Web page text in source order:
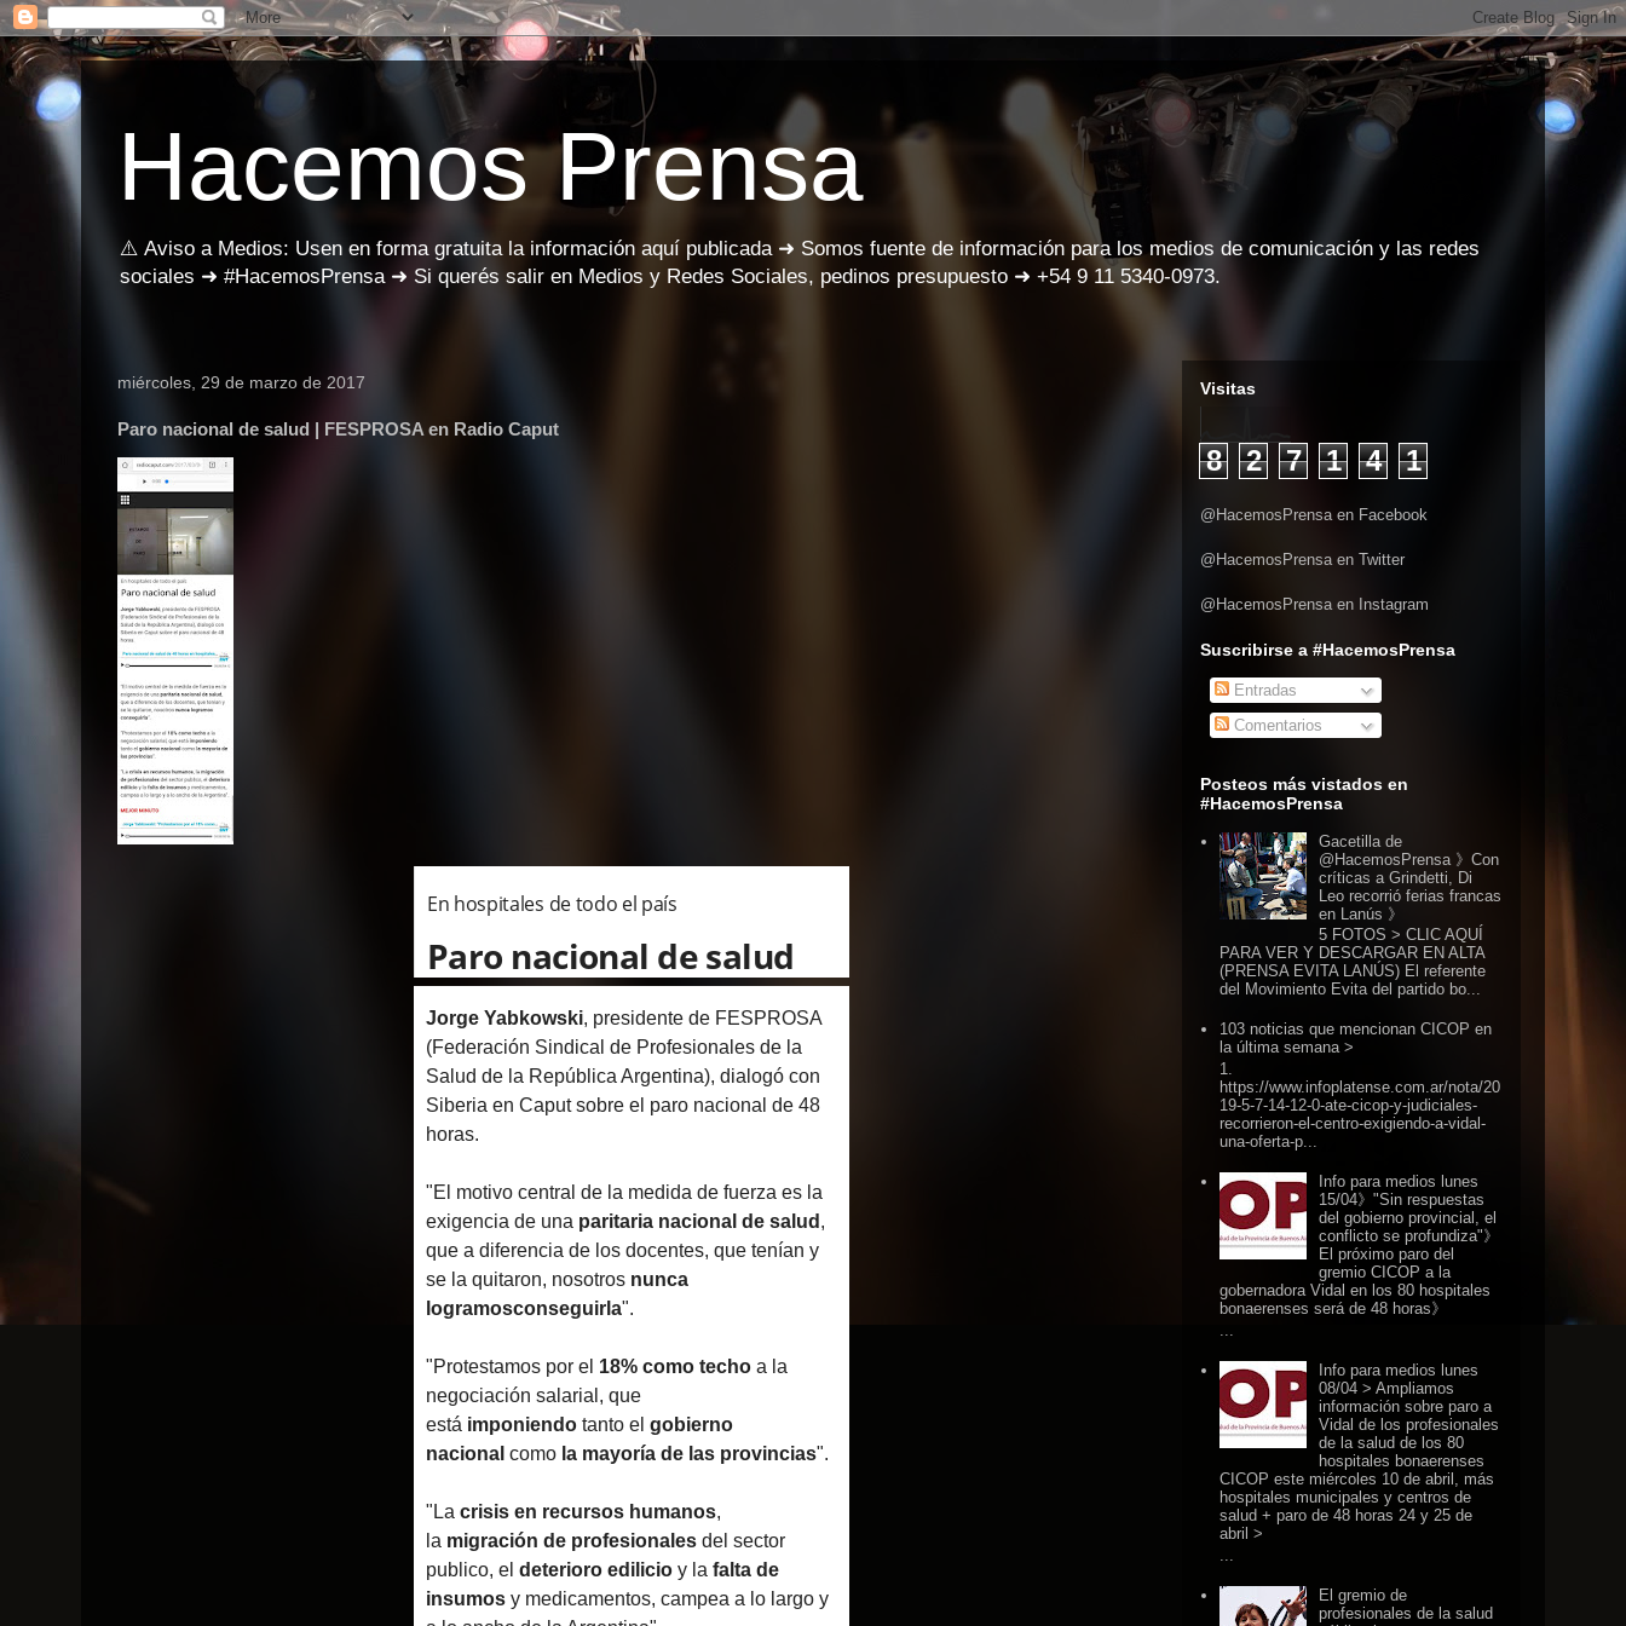
Hacemos Prensa
⚠️ Aviso a Medios: Usen en forma gratuita la información aquí publicada ➜ Somos fuente de información para los medios de comunicación y las redes
sociales ➜ #HacemosPrensa ➜ Si querés salir en Medios y Redes Sociales, pedinos presupuesto ➜ +54 9 11 5340-0973.
miércoles, 29 de marzo de 2017
Paro nacional de salud | FESPROSA en Radio Caput
En hospitales de todo el país
Paro nacional de salud
Jorge Yabkowski, presidente de FESPROSA
(Federación Sindical de Profesionales de la
Salud de la República Argentina), dialogó con
Siberia en Caput sobre el paro nacional de 48
horas.
"El motivo central de la medida de fuerza es la
exigencia de una paritaria nacional de salud ,
que a diferencia de los docentes, que tenían y
se la quitaron, nosotros nunca
logramosconseguirla".
"Protestamos por el 18% como techo a la
negociación salarial, que
está imponiendo tanto el gobierno
nacional como la mayoría de las provincias".
"La crisis en recursos humanos,
la migración de profesionales del sector
publico, el deterioro edilicio y la falta de
insumos y medicamentos, campea a lo largo y
Visitas
8 2 7 1 4 1
@HacemosPrensa en Facebook
@HacemosPrensa en Twitter
@HacemosPrensa en Instagram
Suscribirse a #HacemosPrensa
Entradas
Comentarios
Posteos más vistados en
#HacemosPrensa
Gacetilla de
@HacemosPrensa 》Con
críticas a Grindetti, Di
Leo recorrió ferias francas
en Lanús 》
5 FOTOS > CLIC AQUÍ
PARA VER Y DESCARGAR EN ALTA
(PRENSA EVITA LANÚS) El referente
del Movimiento Evita del partido bo...
103 noticias que mencionan CICOP en
la última semana >
1.
https://www.infoplatense.com.ar/nota/20
19-5-7-14-12-0-ate-cicop-y-judiciales-
recorrieron-el-centro-exigiendo-a-vidal-
una-oferta-p...
Info para medios lunes
15/04》"Sin respuestas
del gobierno provincial, el
conflicto se profundiza"》
El próximo paro del
gremio CICOP a la
gobernadora Vidal en los 80 hospitales
bonaerenses será de 48 horas》
Info para medios lunes
08/04 > Ampliamos
información sobre paro a
Vidal de los profesionales
de la salud de los 80
hospitales bonaerenses
CICOP este miércoles 10 de abril, más
hospitales municipales y centros de
salud + paro de 48 horas 24 y 25 de
abril >
El gremio de
profesionales de la salud